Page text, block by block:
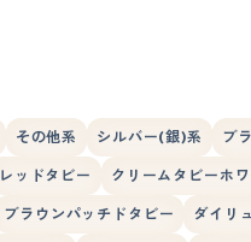
その他系 シルバー(銀)系 ブ
レッドタビー クリームタビーホワ
ブラウンパッチドタビー ダイリ